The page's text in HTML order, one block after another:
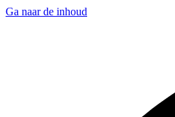
Ga naar de inhoud